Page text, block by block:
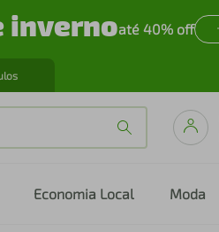
invernoaté 40% off
Economia Local Moda